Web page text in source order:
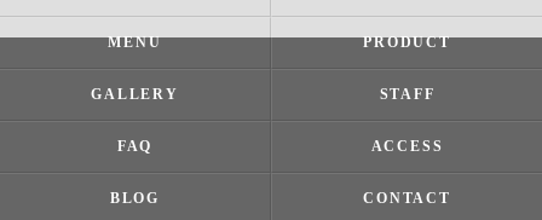
MENU PRODUCT
GALLERY STAFF
FAQ ACCESS
BLOG CONTACT